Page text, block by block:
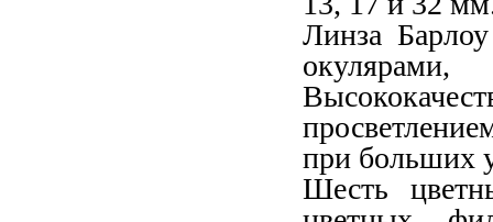
Линза
при больших
Шесть